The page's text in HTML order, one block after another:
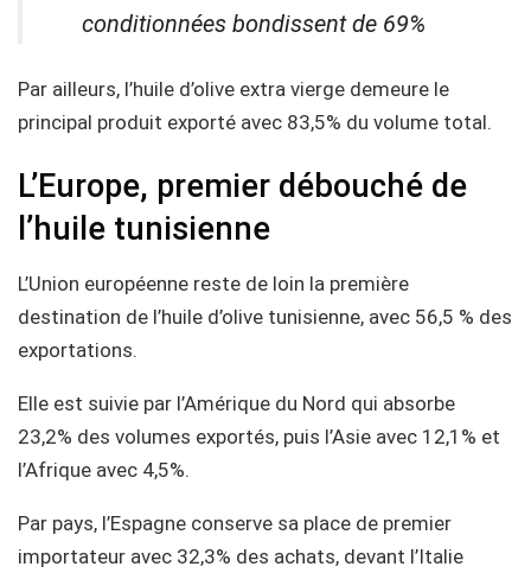
conditionnées bondissent de 69%
Par ailleurs, l’huile d’olive extra vierge demeure le
principal produit exporté avec 83,5% du volume total.
L’Europe, premier débouché de
l’huile tunisienne
L’Union européenne reste de loin la première
destination de l’huile d’olive tunisienne, avec 56,5 % des
exportations.
Elle est suivie par l’Amérique du Nord qui absorbe
23,2% des volumes exportés, puis l’Asie avec 12,1% et
l’Afrique avec 4,5%.
Par pays, l’Espagne conserve sa place de premier
importateur avec 32,3% des achats, devant l’Italie